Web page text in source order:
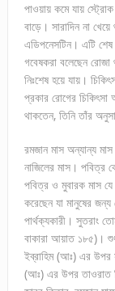
পাওয়ায় কমে যায়
বাড়ে। সারাদিন না
এডিপনেসটিন। এটি শেষ
গবেষকরা বলেছেন রোজা
নিঃশেষ হয়ে যায়।
প্রকার রোগের চিকিৎসা
থাকতেন, তিনি তাঁর
রমজান মাস অন্যান্য
নাজিলের মাস।
পবিত্র ও মুবারক মাস
করেছেন যা মানুষের জন্য
পার্থক্যকারী। সুতরাং
বাকারা আয়াত ১৮৫)।
ইব্রাহিম (আঃ) এর উপর
(আঃ) এর উপর তাওরাত